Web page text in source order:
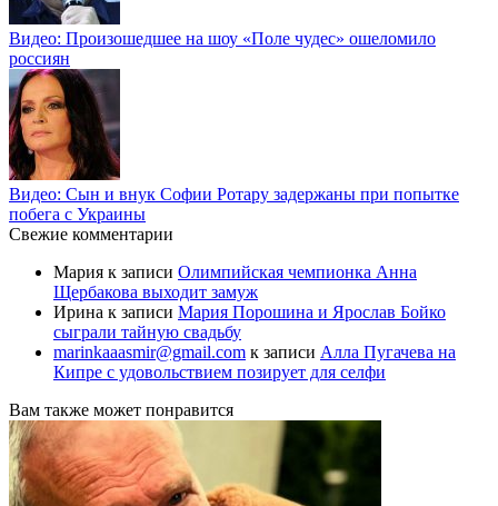
Видео: Произошедшее на шоу «Поле чудес» ошеломило
россиян
Видео: Сын и внук Софии Ротару задержаны при попытке
побега с Украины
Свежие комментарии
Мария к записи Олимпийская чемпионка Анна
Щербакова выходит замуж
Ирина к записи Мария Порошина и Ярослав Бойко
сыграли тайную свадьбу
marinkaaasmir@gmail.com к записи Алла Пугачева на
Кипре с удовольствием позирует для селфи
Вам также может понравится